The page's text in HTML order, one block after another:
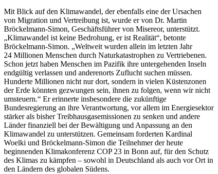
Mit Blick auf den Klimawandel, der ebenfalls eine der Ursachen
von Migration und Vertreibung ist, wurde er von Dr. Martin
Bröckelmann-Simon, Geschäftsführer von Misereor, unterstützt.
„Klimawandel ist keine Bedrohung, er ist Realität“, betonte
Bröckelmann-Simon. „Weltweit wurden allein im letzten Jahr
24 Millionen Menschen durch Naturkatastrophen zu Vertriebenen.
Schon jetzt haben Menschen im Pazifik ihre untergehenden Inseln
endgültig verlassen und anderenorts Zuflucht suchen müssen.
Hunderte Millionen nicht nur dort, sondern in vielen Küstenzonen
der Erde könnten gezwungen sein, ihnen zu folgen, wenn wir nicht
umsteuern.“ Er erinnerte insbesondere die zukünftige
Bundesregierung an ihre Verantwortung, vor allem im Energiesektor
stärker als bisher Treibhausgasemissionen zu senken und andere
Länder finanziell bei der Bewältigung und Anpassung an den
Klimawandel zu unterstützen. Gemeinsam forderten Kardinal
Woelki und Bröckelmann-Simon die Teilnehmer der heute
beginnenden Klimakonferenz COP 23 in Bonn auf, für den Schutz
des Klimas zu kämpfen – sowohl in Deutschland als auch vor Ort in
den Ländern des globalen Südens.